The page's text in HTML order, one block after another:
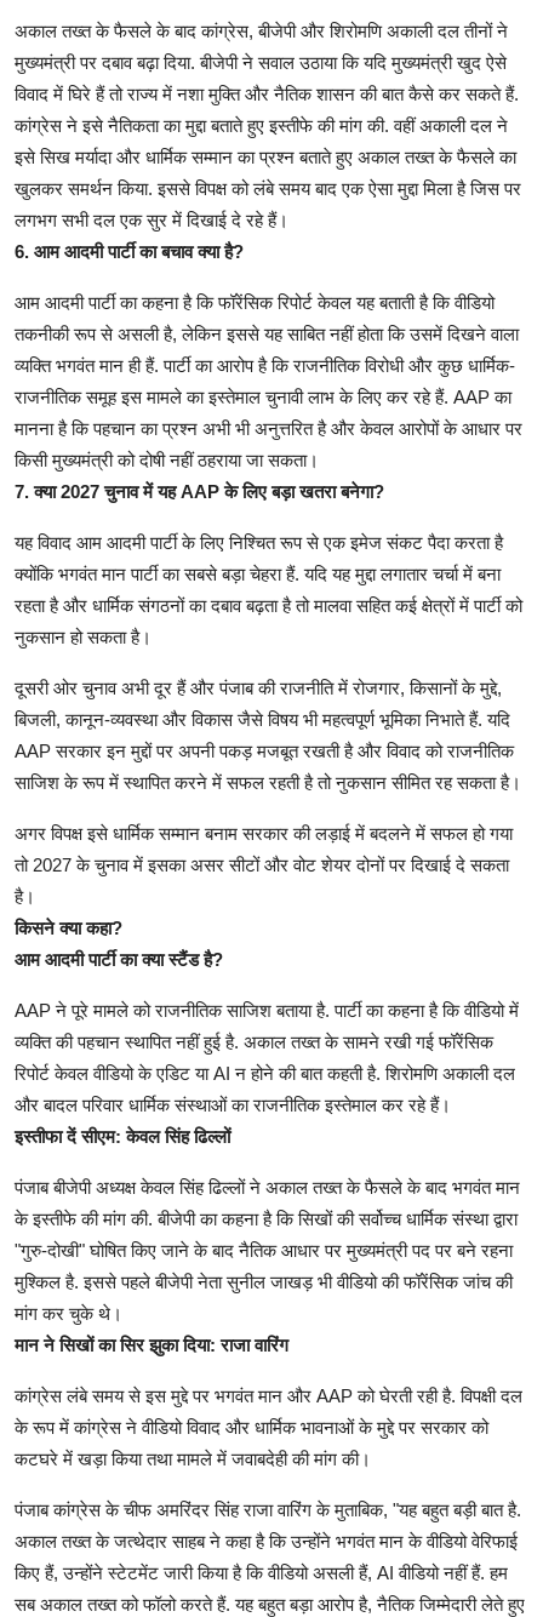
अकाल तख्त के फैसले के बाद कांग्रेस, बीजेपी और शिरोमणि अकाली दल तीनों ने
मुख्यमंत्री पर दबाव बढ़ा दिया. बीजेपी ने सवाल उठाया कि यदि मुख्यमंत्री खुद ऐसे
विवाद में घिरे हैं तो राज्य में नशा मुक्ति और नैतिक शासन की बात कैसे कर सकते हैं.
कांग्रेस ने इसे नैतिकता का मुद्दा बताते हुए इस्तीफे की मांग की. वहीं अकाली दल ने
इसे सिख मर्यादा और धार्मिक सम्मान का प्रश्न बताते हुए अकाल तख्त के फैसले का
खुलकर समर्थन किया. इससे विपक्ष को लंबे समय बाद एक ऐसा मुद्दा मिला है जिस पर
लगभग सभी दल एक सुर में दिखाई दे रहे हैं।
6. आम आदमी पार्टी का बचाव क्या है?
आम आदमी पार्टी का कहना है कि फॉरेंसिक रिपोर्ट केवल यह बताती है कि वीडियो
तकनीकी रूप से असली है, लेकिन इससे यह साबित नहीं होता कि उसमें दिखने वाला
व्यक्ति भगवंत मान ही हैं. पार्टी का आरोप है कि राजनीतिक विरोधी और कुछ धार्मिक-
राजनीतिक समूह इस मामले का इस्तेमाल चुनावी लाभ के लिए कर रहे हैं. AAP का
मानना है कि पहचान का प्रश्न अभी भी अनुत्तरित है और केवल आरोपों के आधार पर
किसी मुख्यमंत्री को दोषी नहीं ठहराया जा सकता।
7. क्या 2027 चुनाव में यह AAP के लिए बड़ा खतरा बनेगा?
यह विवाद आम आदमी पार्टी के लिए निश्चित रूप से एक इमेज संकट पैदा करता है
क्योंकि भगवंत मान पार्टी का सबसे बड़ा चेहरा हैं. यदि यह मुद्दा लगातार चर्चा में बना
रहता है और धार्मिक संगठनों का दबाव बढ़ता है तो मालवा सहित कई क्षेत्रों में पार्टी को
नुकसान हो सकता है।
दूसरी ओर चुनाव अभी दूर हैं और पंजाब की राजनीति में रोजगार, किसानों के मुद्दे,
बिजली, कानून-व्यवस्था और विकास जैसे विषय भी महत्वपूर्ण भूमिका निभाते हैं. यदि
AAP सरकार इन मुद्दों पर अपनी पकड़ मजबूत रखती है और विवाद को राजनीतिक
साजिश के रूप में स्थापित करने में सफल रहती है तो नुकसान सीमित रह सकता है।
अगर विपक्ष इसे धार्मिक सम्मान बनाम सरकार की लड़ाई में बदलने में सफल हो गया
तो 2027 के चुनाव में इसका असर सीटों और वोट शेयर दोनों पर दिखाई दे सकता
है।
किसने क्या कहा?
आम आदमी पार्टी का क्या स्टैंड है?
AAP ने पूरे मामले को राजनीतिक साजिश बताया है. पार्टी का कहना है कि वीडियो में
व्यक्ति की पहचान स्थापित नहीं हुई है. अकाल तख्त के सामने रखी गई फॉरेंसिक
रिपोर्ट केवल वीडियो के एडिट या AI न होने की बात कहती है. शिरोमणि अकाली दल
और बादल परिवार धार्मिक संस्थाओं का राजनीतिक इस्तेमाल कर रहे हैं।
इस्तीफा दें सीएम: केवल सिंह ढिल्लों
पंजाब बीजेपी अध्यक्ष केवल सिंह ढिल्लों ने अकाल तख्त के फैसले के बाद भगवंत मान
के इस्तीफे की मांग की. बीजेपी का कहना है कि सिखों की सर्वोच्च धार्मिक संस्था द्वारा
"गुरु-दोखी" घोषित किए जाने के बाद नैतिक आधार पर मुख्यमंत्री पद पर बने रहना
मुश्किल है. इससे पहले बीजेपी नेता सुनील जाखड़ भी वीडियो की फॉरेंसिक जांच की
मांग कर चुके थे।
मान ने सिखों का सिर झुका दिया: राजा वारिंग
कांग्रेस लंबे समय से इस मुद्दे पर भगवंत मान और AAP को घेरती रही है. विपक्षी दल
के रूप में कांग्रेस ने वीडियो विवाद और धार्मिक भावनाओं के मुद्दे पर सरकार को
कटघरे में खड़ा किया तथा मामले में जवाबदेही की मांग की।
पंजाब कांग्रेस के चीफ अमरिंदर सिंह राजा वारिंग के मुताबिक, "यह बहुत बड़ी बात है.
अकाल तख्त के जत्थेदार साहब ने कहा है कि उन्होंने भगवंत मान के वीडियो वेरिफाई
किए हैं, उन्होंने स्टेटमेंट जारी किया है कि वीडियो असली हैं, AI वीडियो नहीं हैं. हम
सब अकाल तख्त को फॉलो करते हैं. यह बहुत बड़ा आरोप है, नैतिक जिम्मेदारी लेते हुए